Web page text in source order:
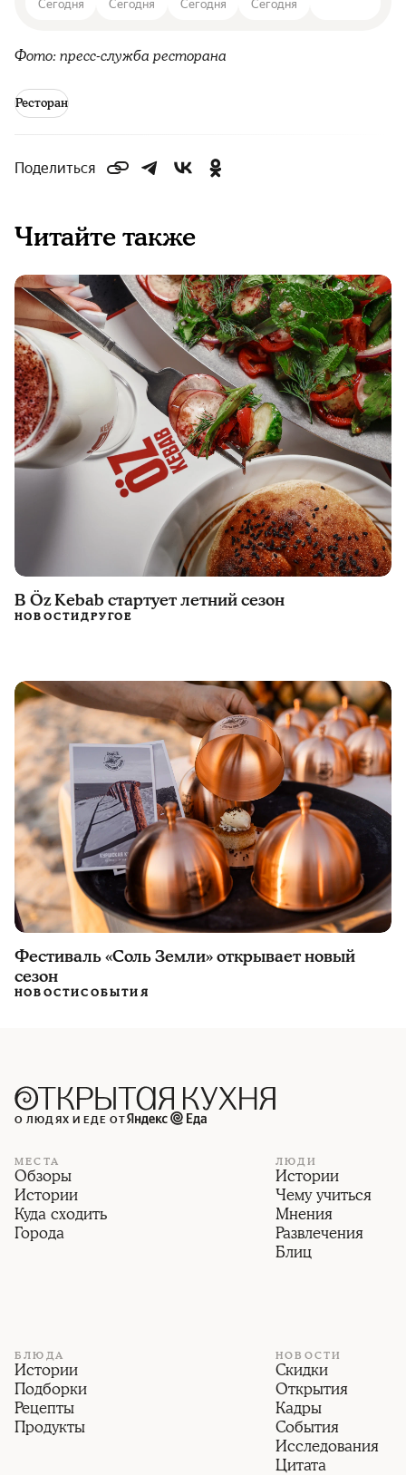
Сегодня Сегодня Сегодня Сегодня
Фото: пресс-служба ресторана
Ресторан
Поделиться
Читайте также
В Öz Kebab стартует летний сезон
НОВОСТИДРУГОЕ
Фестиваль «Соль Земли» открывает новый
сезон
НОВОСТИСОБЫТИЯ
О ЛЮДЯХ И ЕДЕ ОТ
МЕСТА
Обзоры
Истории
Куда сходить
Города
ЛЮДИ
Истории
Чему учиться
Мнения
Развлечения
Блиц
БЛЮДА
Истории
Подборки
Рецепты
Продукты
НОВОСТИ
Скидки
Открытия
Кадры
События
Исследования
Цитата